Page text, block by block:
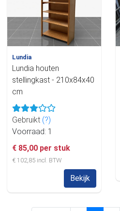
Lundia
Lundia houten
stellingkast - 210x84x40
cm
Gebruikt (?)
Voorraad: 1
€ 85,00 per stuk
€ 102,85 incl. BTW
Bekijk